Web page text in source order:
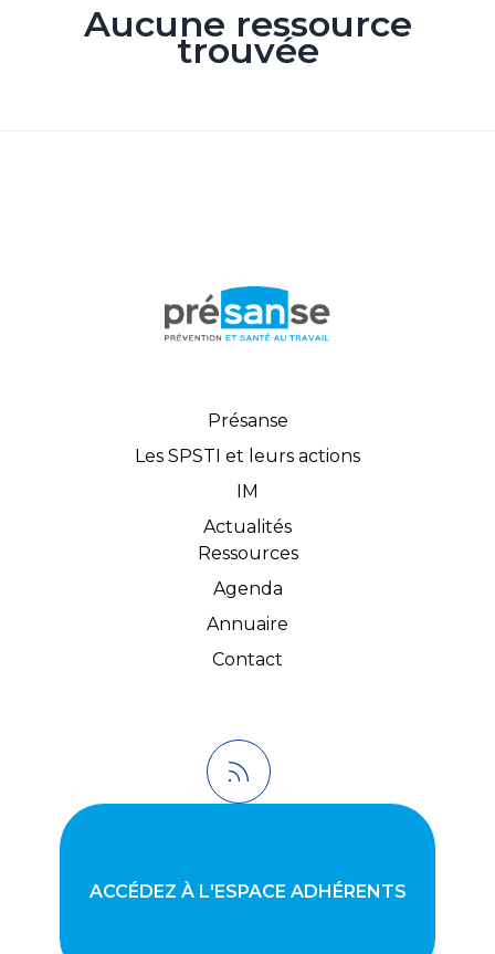
Aucune ressource
trouvée
Présanse
Les SPSTI et leurs actions
IM
Actualités
Ressources
Agenda
Annuaire
Contact
ACCÉDEZ À L'ESPACE ADHÉRENTS